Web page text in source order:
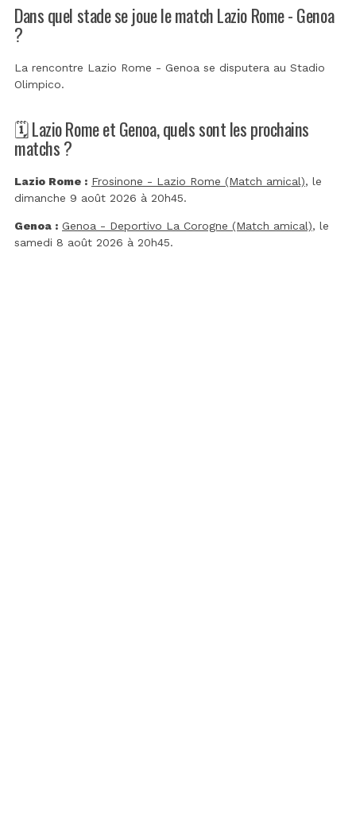
Dans quel stade se joue le match Lazio Rome - Genoa
?
La rencontre Lazio Rome - Genoa se disputera au Stadio
Olimpico.
🗓️ Lazio Rome et Genoa, quels sont les prochains
matchs ?
Lazio Rome : Frosinone - Lazio Rome (Match amical), le
dimanche 9 août 2026 à 20h45.
Genoa : Genoa - Deportivo La Corogne (Match amical), le
samedi 8 août 2026 à 20h45.